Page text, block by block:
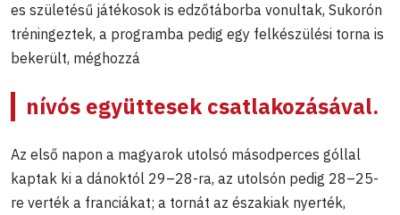
es születésű játékosok is edzőtáborba vonultak, Sukorón
tréningeztek, a programba pedig egy felkészülési torna is
bekerült, méghozzá
nívós együttesek csatlakozásával.
Az első napon a magyarok utolsó másodperces góllal
kaptak ki a dánoktól 29–28-ra, az utolsón pedig 28–25-
re verték a franciákat; a tornát az északiak nyerték,